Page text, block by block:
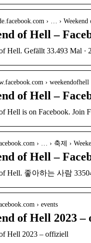
› … › Weekend
of Hell –
Hell. Gefällt 33.493 Mal ·
› weekendofhell
of Hell –
Hell is on Facebook. Join
› … › 축제 ›
of Hell –
Hell. 좋아하는 사람
› events
of Hell 2023
Hell 2023 – offiziell